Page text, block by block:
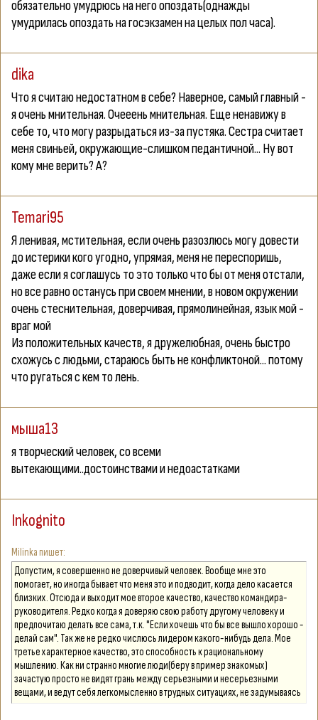
обязательно умудрюсь на него опоздать(однажды
умудрилась опоздать на госэкзамен на целых пол часа).
dika
Что я считаю недостатном в себе? Наверное, самый главный -
я очень мнительная. Очееень мнительная. Еще ненавижу в
себе то, что могу разрыдаться из-за пустяка. Сестра считает
меня свиньей, окружающие-слишком педантичной... Ну вот
кому мне верить? А?
Temari95
Я ленивая, мстительная, если очень разозлюсь могу довести
до истерики кого угодно, упрямая, меня не переспоришь,
даже если я соглашусь то это только что бы от меня отстали,
но все равно останусь при своем мнении, в новом окружении
очень стеснительная, доверчивая, прямолинейная, язык мой -
враг мой
Из положительных качеств, я дружелюбная, очень быстро
схожусь с людьми, стараюсь быть не конфликтоной... потому
что ругаться с кем то лень.
мыша13
я творческий человек, со всеми
вытекающими..достоинствами и недоастатками
Inkognito
Milinka
Допустим, я совершенно не доверчивый человек. Вообще мне это
помогает, но иногда бывает что меня это и подводит, когда дело касается
близких. Отсюда и выходит мое второе качество, качество командира-
руководителя. Редко когда я доверяю свою работу другому человеку и
предпочитаю делать все сама, т.к. "Если хочешь что бы все вышло хорошо -
делай сам". Так же не редко числюсь лидером какого-нибудь дела. Мое
третье характерное качество, это способность к рациональному
мышлению. Как ни странно многие люди(беру в пример знакомых)
зачастую просто не видят грань между серьезными и несерьезными
вещами, и ведут себя легкомысленно в трудных ситуациях, не задумываясь